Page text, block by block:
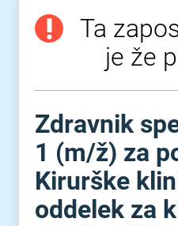
Ta
je že
Zdravnik
1 (m⁠/⁠ž) za
Kirurške
oddelek za